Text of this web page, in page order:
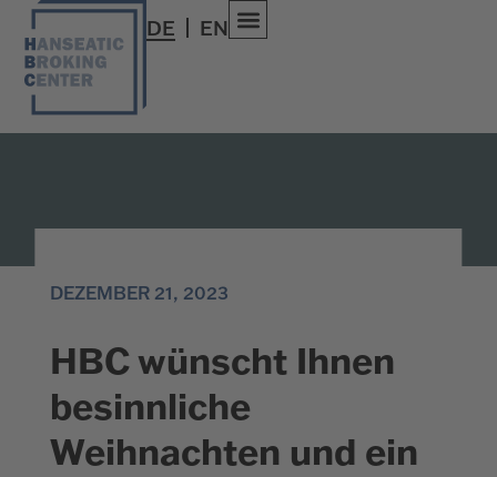
DE EN
DEZEMBER 21, 2023
HBC wünscht Ihnen
besinnliche
Weihnachten und ein